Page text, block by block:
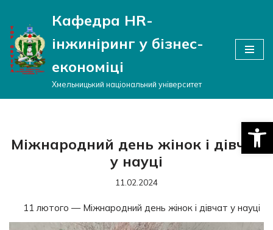
Перейти
до
вмісту
Кафедра HR-
інжиніринг у бізнес-
економіці
Хмельницький національний університет
Міжнародний день жінок і дівчат
у науці
11.02.2024
11 лютого — Міжнародний день жінок і дівчат у науці